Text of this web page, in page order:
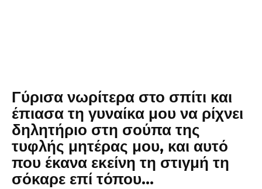
Γύρισα νωρίτερα στο σπίτι και
έπιασα τη γυναίκα μου να ρίχνει
δηλητήριο στη σούπα της
τυφλής μητέρας μου, και αυτό
που έκανα εκείνη τη στιγμή τη
σόκαρε επί τόπου…